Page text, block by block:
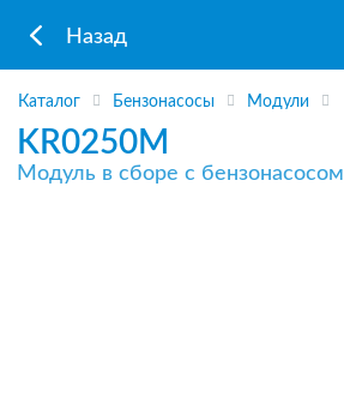
Назад
Каталог Бензонасосы Модули
KR0250M
Модуль в сборе с бензонасосом